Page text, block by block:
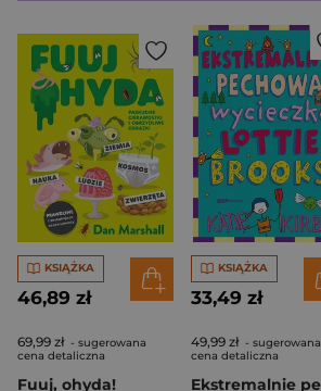
KSIĄŻKA
46,89 zł
69,99 zł - sugerowana
cena detaliczna
Fuuj, ohyda!
KSIĄŻKA
33,49 zł
49,99 zł - sugerowana
cena detaliczna